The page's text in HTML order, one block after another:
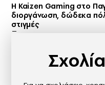
H Kaizen Gaming στο
διοργάνωση, δώδεκα
στιγμές